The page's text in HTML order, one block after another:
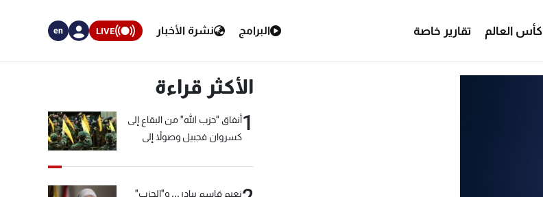
كأس العالم تقارير خاصة البرامج نشرة الأخبار LIVE
en
الأكثر قراءة
1أنفاق "حزب الله" من البقاع إلى
كسروان فجبيل وصولاً إلى
نعيم قاسم يبادر... و"الحزب"